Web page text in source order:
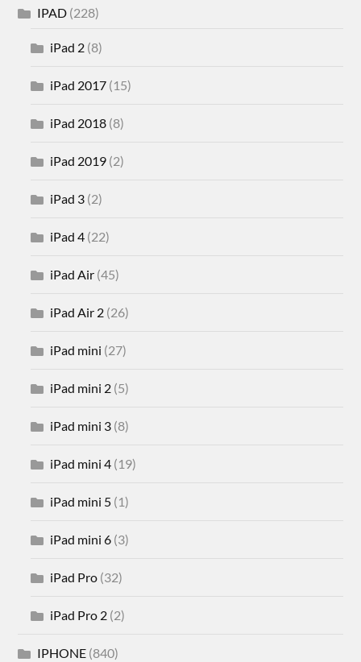
IPAD (228)
iPad 2 (8)
iPad 2017 (15)
iPad 2018 (8)
iPad 2019 (2)
iPad 3 (2)
iPad 4 (22)
iPad Air (45)
iPad Air 2 (26)
iPad mini (27)
iPad mini 2 (5)
iPad mini 3 (8)
iPad mini 4 (19)
iPad mini 5 (1)
iPad mini 6 (3)
iPad Pro (32)
iPad Pro 2 (2)
IPHONE (840)